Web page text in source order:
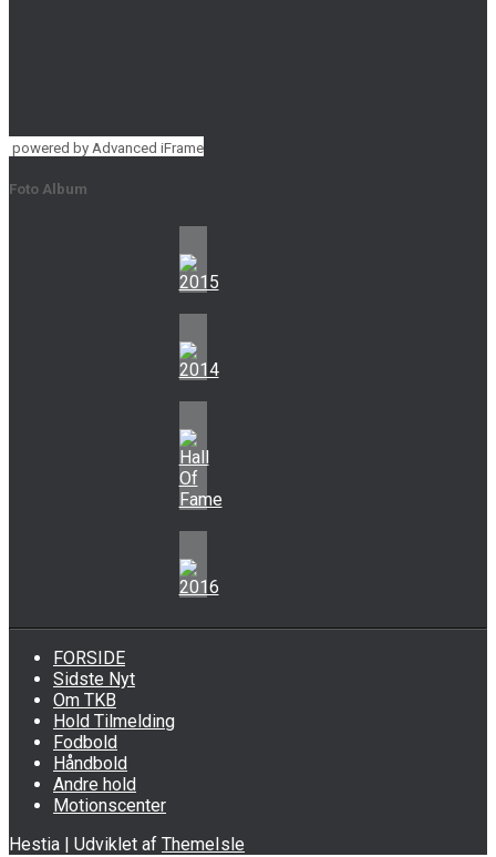
powered by Advanced iFrame
Foto Album
FORSIDE
Sidste Nyt
Om TKB
Hold Tilmelding
Fodbold
Håndbold
Andre hold
Motionscenter
Hestia | Udviklet af ThemeIsle